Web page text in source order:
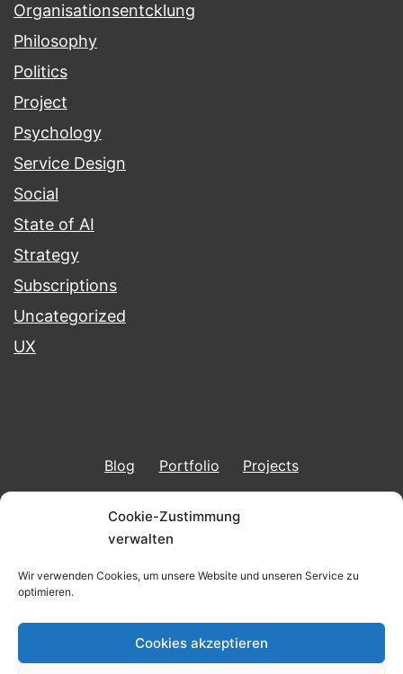
Cookie-Zustimmung
verwalten
Wir verwenden Cookies, um unsere Website und unseren Service zu
optimieren.
Cookies akzeptieren
Organisationsentcklung
Philosophy
Politics
Project
Psychology
Service Design
Social
State of AI
Strategy
Subscriptions
Uncategorized
UX
Blog Portfolio Projects
Imprint & Data Protection
BERND KUNKEL
Imprint & Data Protection